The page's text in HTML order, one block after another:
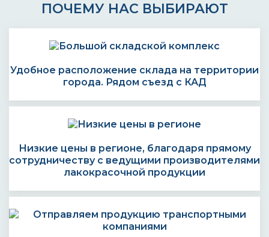
ПОЧЕМУ НАС ВЫБИРАЮТ
Удобное расположение склада на территории
города. Рядом съезд с КАД
Низкие цены в регионе, благодаря прямому
сотрудничеству с ведущими производителями
лакокрасочной продукции